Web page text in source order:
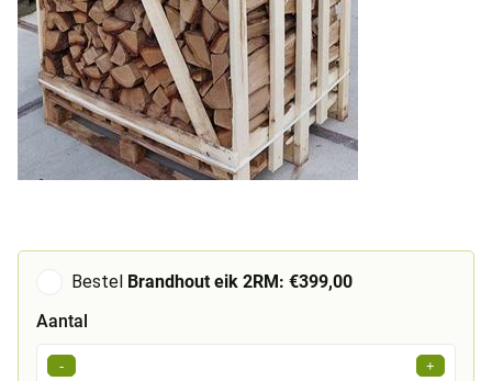
Bestel Brandhout eik 2RM: €399,00
Aantal
- +